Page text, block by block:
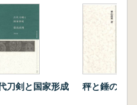
刀剣と国家形成 秤と錘の考